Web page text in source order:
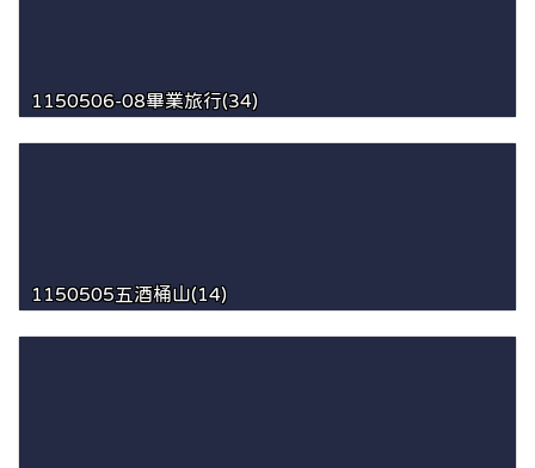
1150506-08畢業旅行(34)
1150505五酒桶山(14)